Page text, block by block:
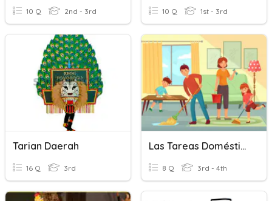
10 Q 2nd - 3rd 10 Q 1st - 3rd
Tarian Daerah
16 Q 3rd
Las Tareas Domésticas
8 Q 3rd - 4th